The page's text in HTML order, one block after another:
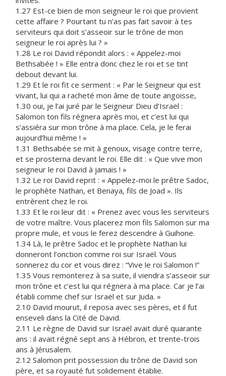
1.27 Est-ce bien de mon seigneur le roi que provient
cette affaire ? Pourtant tu n’as pas fait savoir à tes
serviteurs qui doit s’asseoir sur le trône de mon
seigneur le roi après lui ? »
1.28 Le roi David répondit alors : « Appelez-moi
Bethsabée ! » Elle entra donc chez le roi et se tint
debout devant lui.
1.29 Et le roi fit ce serment : « Par le Seigneur qui est
vivant, lui qui a racheté mon âme de toute angoisse,
1.30 oui, je l’ai juré par le Seigneur Dieu d’Israël :
Salomon ton fils régnera après moi, et c’est lui qui
s’assiéra sur mon trône à ma place. Cela, je le ferai
aujourd’hui même ! »
1.31 Bethsabée se mit à genoux, visage contre terre,
et se prosterna devant le roi. Elle dit : « Que vive mon
seigneur le roi David à jamais ! »
1.32 Le roi David reprit : « Appelez-moi le prêtre Sadoc,
le prophète Nathan, et Benaya, fils de Joad ». Ils
entrèrent chez le roi.
1.33 Et le roi leur dit : « Prenez avec vous les serviteurs
de votre maître. Vous placerez mon fils Salomon sur ma
propre mule, et vous le ferez descendre à Guihone.
1.34 Là, le prêtre Sadoc et le prophète Nathan lui
donneront l’onction comme roi sur Israël. Vous
sonnerez du cor et vous direz : “Vive le roi Salomon !”
1.35 Vous remonterez à sa suite, il viendra s’asseoir sur
mon trône et c’est lui qui régnera à ma place. Car je l’ai
établi comme chef sur Israël et sur Juda. »
2.10 David mourut, il reposa avec ses pères, et il fut
enseveli dans la Cité de David.
2.11 Le règne de David sur Israël avait duré quarante
ans : il avait régné sept ans à Hébron, et trente-trois
ans à Jérusalem.
2.12 Salomon prit possession du trône de David son
père, et sa royauté fut solidement établie.